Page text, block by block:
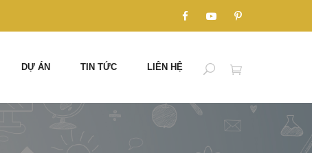
DỰ ÁN TIN TỨC LIÊN HỆ